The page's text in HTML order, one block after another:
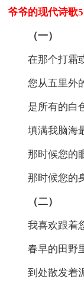
爷爷的现代诗歌5
（一）
在那个打霜
您从五里外
是所有的白
填满我脑海
那时候您的
那时候您的
（二）
我喜欢跟着
春早的田野
到处散发着